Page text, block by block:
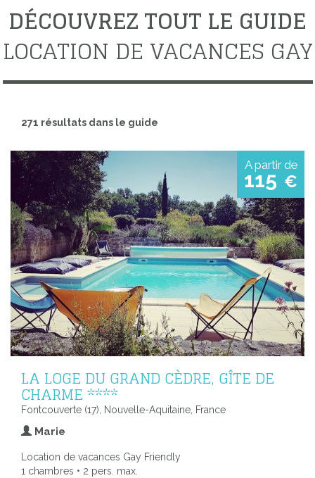
DÉCOUVREZ TOUT LE GUIDE
LOCATION DE VACANCES GAY
271 résultats dans le guide
A partir de
115 €
LA LOGE DU GRAND CÈDRE, GÎTE DE
CHARME ****
Fontcouverte (17), Nouvelle-Aquitaine, France
Marie
Location de vacances Gay Friendly
1 chambres • 2 pers. max.